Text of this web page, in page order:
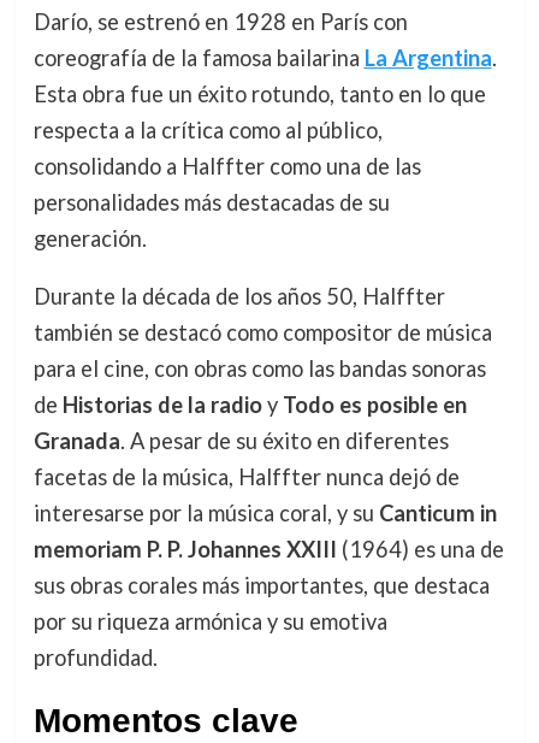
Darío, se estrenó en 1928 en París con
coreografía de la famosa bailarina La Argentina.
Esta obra fue un éxito rotundo, tanto en lo que
respecta a la crítica como al público,
consolidando a Halffter como una de las
personalidades más destacadas de su
generación.
Durante la década de los años 50, Halffter
también se destacó como compositor de música
para el cine, con obras como las bandas sonoras
de Historias de la radioy Todo es posible en
Granada. A pesar de su éxito en diferentes
facetas de la música, Halffter nunca dejó de
interesarse por la música coral, y su Canticum in
memoriam P. P. Johannes XXIII (1964) es una de
sus obras corales más importantes, que destaca
por su riqueza armónica y su emotiva
profundidad.
Momentos clave